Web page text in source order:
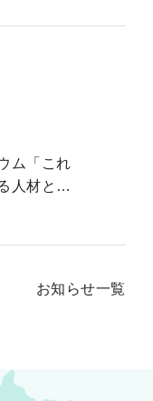
ー
ム「これ
人材と組
お知らせ一覧